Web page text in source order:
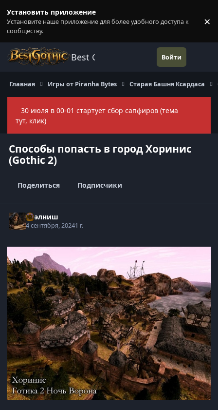
Установить приложение
Установите наше приложение для более удобного доступа к
сообществу.
×
Best Gothic Forums Войти
Главная Игры от Piranha Bytes Старая Башня Ксардаса
30 июля в 00-01 стартует сбор сапфиров (тема
тут, клик)
Способы попасть в город Хоринис
(Gothic 2)
Поделиться Подписчики
Нээлниш
4 сентября, 20241 г.